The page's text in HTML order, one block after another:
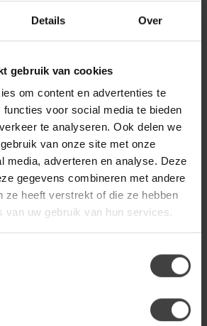
Details Over
gebruik van cookies
om content en advertenties te
functies voor social media te bieden
te analyseren. Ook delen we
van onze site met onze
media, adverteren en analyse. Deze
gegevens combineren met andere
ze heeft verstrekt of die ze hebben
van uw gebruik van hun services.
Hanglamp 2L capitol
Deze hanglamp 'capitol' is
uitgevoerd in metaal met
een zwart bruine finish.
Doo...
€199,00 €169,00
Op voorraad